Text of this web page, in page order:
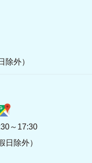
外）
～17:30
日除外）